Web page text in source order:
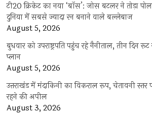
टी20 क्रिकेट का नया ‘बॉस’: जोस बटलर ने तोड़ा
दुनिया में सबसे ज्यादा रन बनाने वाले बल्लेबाज
August 5, 2026
बुधवार को उपराष्ट्रपति पहुंच रहे नैनीताल, तीन दिन
प्‍लान
August 5, 2026
उत्तराखंड में मंदाकिनी का विकराल रूप, चेतावनी स्तर
रहने की अपील
August 3, 2026